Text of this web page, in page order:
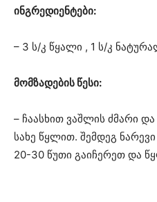
ინგრედიენტები:
– 3 ს/კ წყალი , 1 ს/კ
მომზადების წესი:
– ჩაასხით ვაშლის ძმარი
სახე წყლით. შემდეგ ნარევი
20-30 წუთი გაიჩერეთ და